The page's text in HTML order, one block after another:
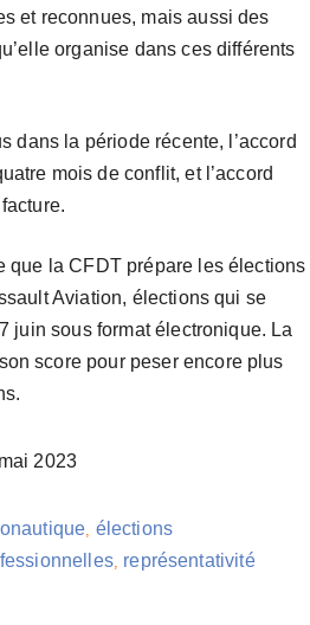
et reconnues, mais aussi des
organise dans ces différents
dans la période récente, l’accord
mois de conflit, et l’accord
que la CFDT prépare les élections
Aviation, élections qui se
juin sous format électronique. La
score pour peser encore plus
2023
élections
, représentativité